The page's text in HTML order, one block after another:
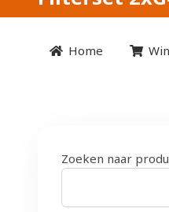
Home
Zoeken naar